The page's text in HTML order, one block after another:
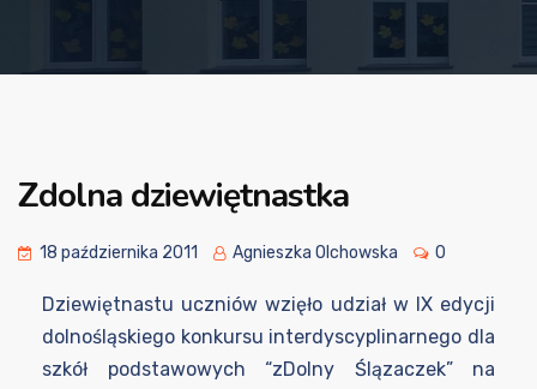
Zdolna dziewiętnastka
18 października 2011 Agnieszka Olchowska 0
Dziewiętnastu uczniów wzięło udział w IX edycji
dolnośląskiego konkursu interdyscyplinarnego dla
szkół podstawowych “zDolny Ślązaczek” na